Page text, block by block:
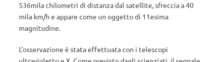
536mila chilometri di distanza dal satellite, sfreccia a 40
mila km/h e appare come un oggetto di 11esima
magnitudine.
L’osservazione è stata effettuata con i telescopi